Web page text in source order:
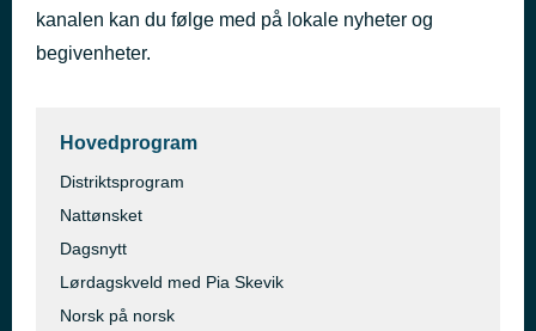
kanalen kan du følge med på lokale nyheter og
begivenheter.
Hovedprogram
Distriktsprogram
Nattønsket
Dagsnytt
Lørdagskveld med Pia Skevik
Norsk på norsk